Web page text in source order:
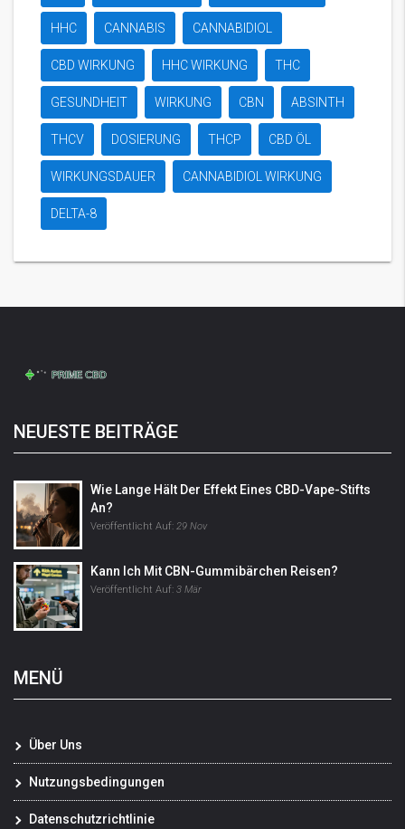
HHC CANNABIS CANNABIDIOL
CBD WIRKUNG HHC WIRKUNG THC
GESUNDHEIT WIRKUNG CBN ABSINTH
THCV DOSIERUNG THCP CBD ÖL
WIRKUNGSDAUER CANNABIDIOL WIRKUNG
DELTA-8
NEUESTE BEITRÄGE
Wie Lange Hält Der Effekt Eines CBD-Vape-Stifts
An?
Veröffentlicht Auf: 29 Nov
Kann Ich Mit CBN-Gummibärchen Reisen?
Veröffentlicht Auf: 3 Mär
MENÜ
Über Uns
Nutzungsbedingungen
Datenschutzrichtlinie